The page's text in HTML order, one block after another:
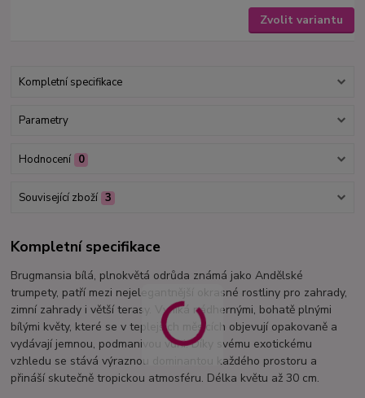
Zvolit variantu
Kompletní specifikace
Parametry
Hodnocení 0
Související zboží 3
Kompletní specifikace
Brugmansia bílá, plnokvětá odrůda známá jako Andělské
trumpety, patří mezi nejelegantnější okrasné rostliny pro zahrady,
zimní zahrady i větší terasy. Vyniká nádhernými, bohatě plnými
bílými květy, které se v teplejších měsících objevují opakovaně a
vydávají jemnou, podmanivou vůni. Díky svému exotickému
vzhledu se stává výraznou dominantou každého prostoru a
přináší skutečně tropickou atmosféru. Délka květu až 30 cm.